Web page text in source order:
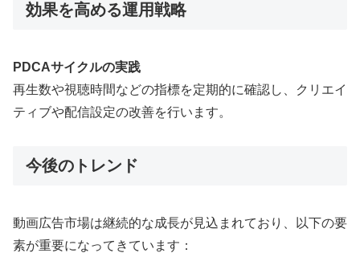
効果を高める運用戦略
PDCAサイクルの実践
再生数や視聴時間などの指標を定期的に確認し、クリエイ
ティブや配信設定の改善を行います。
今後のトレンド
動画広告市場は継続的な成長が見込まれており、以下の要
素が重要になってきています：